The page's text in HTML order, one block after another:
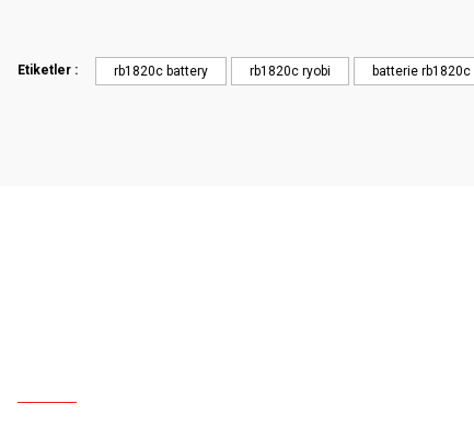
Etiketler : rb1820c battery rb1820c ryobi batterie rb1820c